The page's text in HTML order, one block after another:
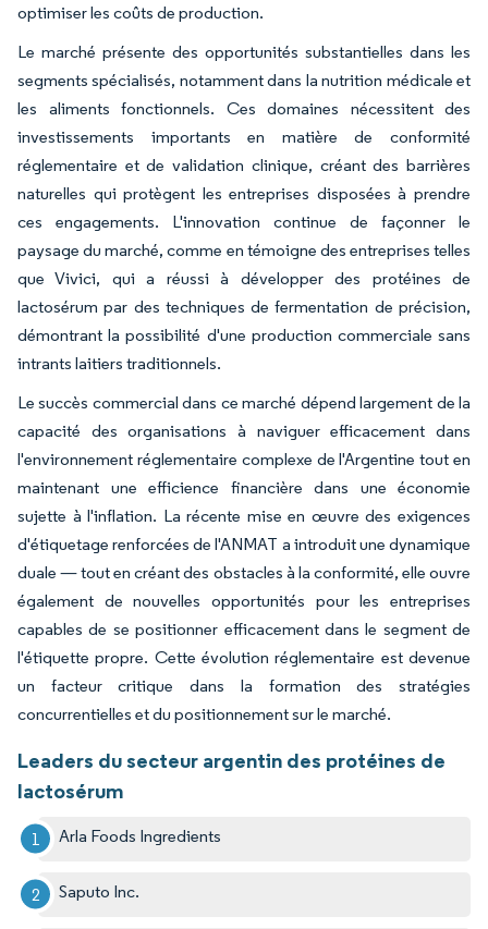
optimiser les coûts de production.
Le marché présente des opportunités substantielles dans les
segments spécialisés, notamment dans la nutrition médicale et
les aliments fonctionnels. Ces domaines nécessitent des
investissements importants en matière de conformité
réglementaire et de validation clinique, créant des barrières
naturelles qui protègent les entreprises disposées à prendre
ces engagements. L'innovation continue de façonner le
paysage du marché, comme en témoigne des entreprises telles
que Vivici, qui a réussi à développer des protéines de
lactosérum par des techniques de fermentation de précision,
démontrant la possibilité d'une production commerciale sans
intrants laitiers traditionnels.
Le succès commercial dans ce marché dépend largement de la
capacité des organisations à naviguer efficacement dans
l'environnement réglementaire complexe de l'Argentine tout en
maintenant une efficience financière dans une économie
sujette à l'inflation. La récente mise en œuvre des exigences
d'étiquetage renforcées de l'ANMAT a introduit une dynamique
duale — tout en créant des obstacles à la conformité, elle ouvre
également de nouvelles opportunités pour les entreprises
capables de se positionner efficacement dans le segment de
l'étiquette propre. Cette évolution réglementaire est devenue
un facteur critique dans la formation des stratégies
concurrentielles et du positionnement sur le marché.
Leaders du secteur argentin des protéines de
lactosérum
Arla Foods Ingredients
Saputo Inc.